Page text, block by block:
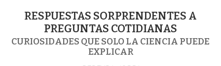
RESPUESTAS SORPRENDENTES A
PREGUNTAS COTIDIANAS
CURIOSIDADES QUE SOLO LA CIENCIA PUEDE
EXPLICAR